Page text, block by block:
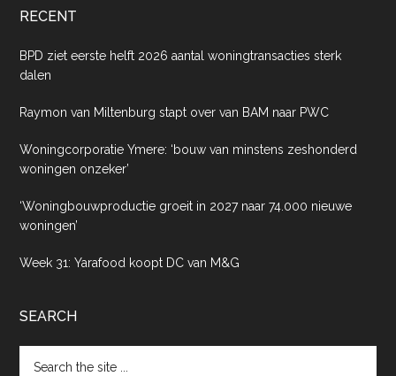
RECENT
BPD ziet eerste helft 2026 aantal woningtransacties sterk
dalen
Raymon van Miltenburg stapt over van BAM naar PWC
Woningcorporatie Ymere: ‘bouw van minstens zeshonderd
woningen onzeker’
‘Woningbouwproductie groeit in 2027 naar 74.000 nieuwe
woningen’
Week 31: Yarafood koopt DC van M&G
SEARCH